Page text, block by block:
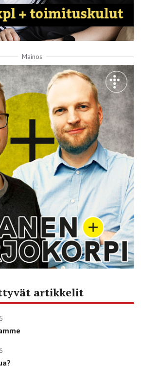
Mainos
artikkelit